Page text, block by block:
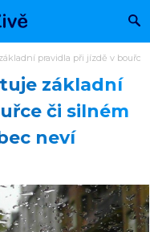
pravidla při jízdě v
základní
či silném
neví